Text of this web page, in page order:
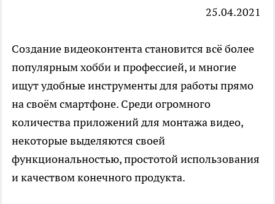
25.04.2021
Создание видеоконтентастановится всё более
популярным хобби и профессией, и многие
ищут удобные инструменты для работы прямо
на своём смартфоне. Среди огромного
количества приложений для монтажа видео,
некоторые выделяются своей
функциональностью, простотой использования
и качеством конечного продукта.